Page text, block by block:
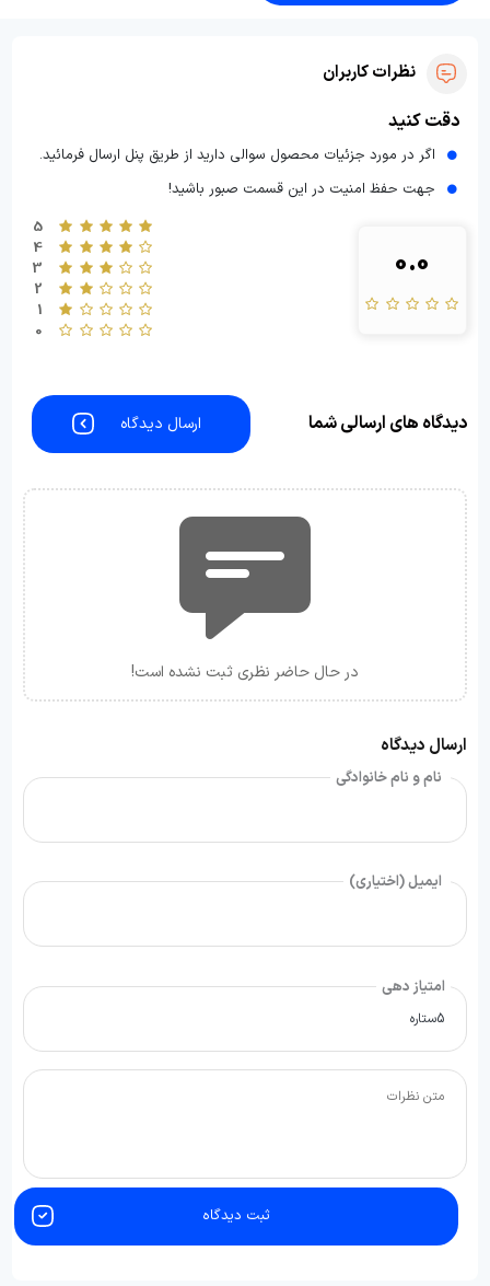
نظرات کاربران
دقت کنید
اگر در مورد جزئیات محصول سوالی دارید از طریق پنل ارسال فرمائید.
جهت حفظ امنیت در این قسمت صبور باشید!
0.0
5
4
3
2
1
0
دیدگاه های ارسالی شما ارسال دیدگاه
در حال حاضر نظری ثبت نشده است!
ارسال دیدگاه
نام و نام خانوادگی
ایمیل (اختیاری)
امتیاز دهی
ثبت دیدگاه